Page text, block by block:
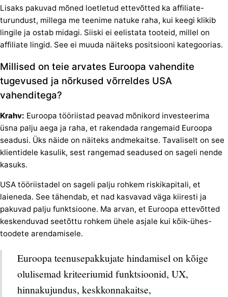
Lisaks pakuvad mõned loetletud ettevõtted ka affiliate-
turundust, millega me teenime natuke raha, kui keegi klikib
lingile ja ostab midagi. Siiski ei eelistata tooteid, millel on
affiliate lingid. See ei muuda näiteks positsiooni kategoorias.
Millised on teie arvates Euroopa vahendite
tugevused ja nõrkused võrreldes USA
vahenditega?
Krahv: Euroopa tööriistad peavad mõnikord investeerima
üsna palju aega ja raha, et rakendada rangemaid Euroopa
seadusi. Üks näide on näiteks andmekaitse. Tavaliselt on see
klientidele kasulik, sest rangemad seadused on sageli nende
kasuks.
USA tööriistadel on sageli palju rohkem riskikapitali, et
laieneda. See tähendab, et nad kasvavad väga kiiresti ja
pakuvad palju funktsioone. Ma arvan, et Euroopa ettevõtted
keskenduvad seetõttu rohkem ühele asjale kui kõik-ühes-
toodete arendamisele.
Euroopa teenusepakkujate hindamisel on kõige
olulisemad kriteeriumid funktsioonid, UX,
hinnakujundus, keskkonnakaitse,